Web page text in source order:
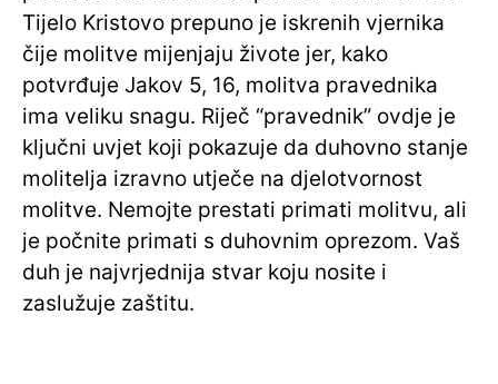
Tijelo Kristovo prepuno je iskrenih vjernika
čije molitve mijenjaju živote jer, kako
potvrđuje Jakov 5, 16, molitva pravednika
ima veliku snagu. Riječ “pravednik” ovdje je
ključni uvjet koji pokazuje da duhovno stanje
molitelja izravno utječe na djelotvornost
molitve. Nemojte prestati primati molitvu, ali
je počnite primati s duhovnim oprezom. Vaš
duh je najvrjednija stvar koju nosite i
zaslužuje zaštitu.